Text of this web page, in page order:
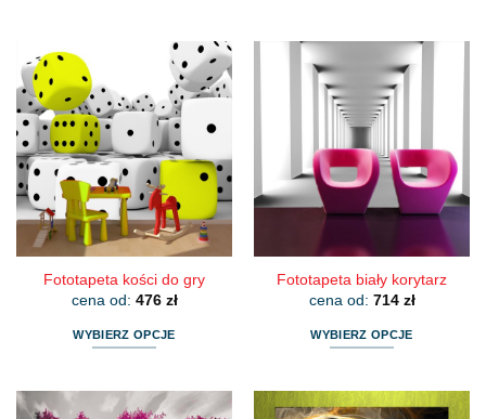
wariantów.
Opcje
można
wybrać
na
stronie
produktu
wiele
wariantów.
Opcje
można
wybrać
na
stronie
Fototapeta kości do gry
cena od: 476 zł
WYBIERZ OPCJE
ma
Fototapeta biały korytarz
cena od: 714 zł
WYBIERZ OPCJE
ma